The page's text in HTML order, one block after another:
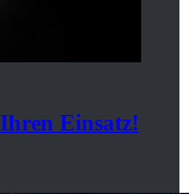
Einsatz!